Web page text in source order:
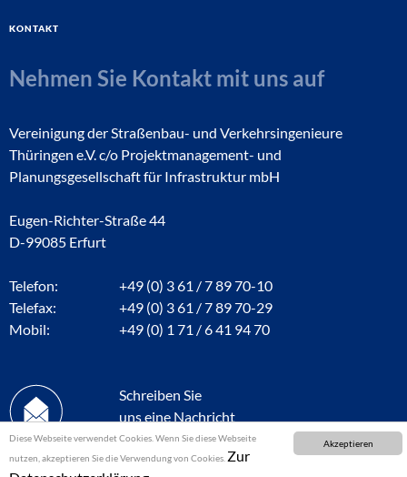
Akzeptieren
Diese Webseite verwendet Cookies. Wenn Sie diese Webseite
nutzen, akzeptieren Sie die Verwendung von Cookies. Zur
Kontakt
Nehmen Sie Kontakt mit uns auf
Vereinigung der Straßenbau- und Verkehrsingenieure
Thüringen e.V. c/o Projektmanagement- und
Planungsgesellschaft für Infrastruktur mbH
Eugen-Richter-Straße 44
D-99085 Erfurt
Telefon:
+49 (0) 3 61 / 7 89 70-10
Telefax:
+49 (0) 3 61 / 7 89 70-29
Mobil:
+49 (0) 1 71 / 6 41 94 70
Schreiben Sie
uns eine Nachricht